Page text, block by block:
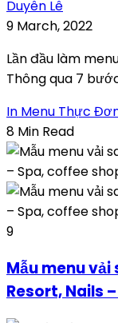
Duyên Lê
9 March, 2022
Lần đầu làm
Thông qua 7
In Menu Thực
8 Min Read
9
Mẫu menu
Resort, Nails